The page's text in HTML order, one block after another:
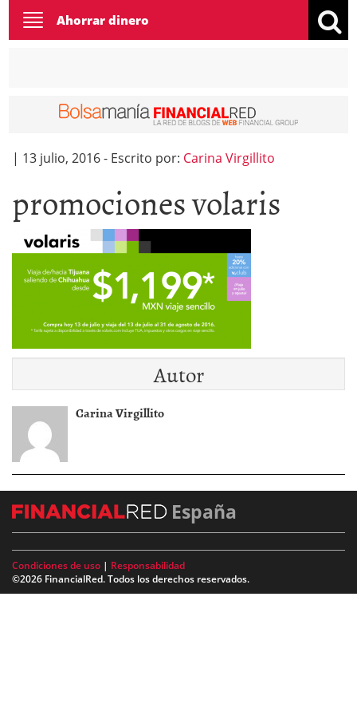
Toggle
navigation
Ahorrar dinero
| 13 julio, 2016- Escrito por: Carina Virgillito
promociones volaris
Autor
Carina Virgillito
España
Condiciones de uso | Responsabilidad
©2026 FinancialRed. Todos los derechos reservados.